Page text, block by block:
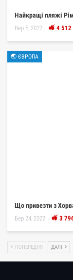
Найкращі пляжі
Вер 5, 2022 4 512
🌏 ЄВРОПА
Що привезти з
Бер 24, 2022 3
ПОПЕРЕДНЯ ДАЛІ